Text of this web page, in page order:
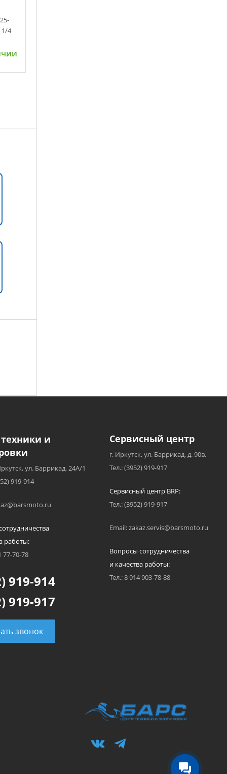
1/4
и
ул. Баррикад, 24А/1
919-914
работы:
77-70-78
919-914
919-917
звонок
Сервисный центр
г. Иркутск, ул. Баррикад, д. 90в.
Тел.: (3952) 919-917
Сервисный центр BRP:
Тел.: (3952) 919-917
Email: zakaz.servis@barsmoto.ru
Вопросы сотрудничества
и качества работы:
Тел.: 8 914 903-78-88